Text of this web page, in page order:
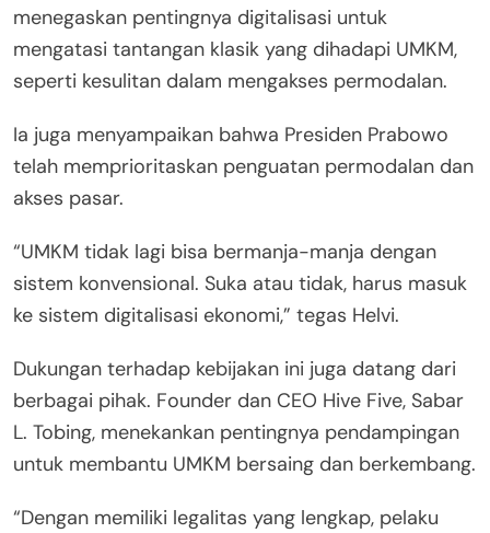
menegaskan pentingnya digitalisasi untuk
mengatasi tantangan klasik yang dihadapi UMKM,
seperti kesulitan dalam mengakses permodalan.
Ia juga menyampaikan bahwa Presiden Prabowo
telah memprioritaskan penguatan permodalan dan
akses pasar.
“UMKM tidak lagi bisa bermanja-manja dengan
sistem konvensional. Suka atau tidak, harus masuk
ke sistem digitalisasi ekonomi,” tegas Helvi.
Dukungan terhadap kebijakan ini juga datang dari
berbagai pihak. Founder dan CEO Hive Five, Sabar
L. Tobing, menekankan pentingnya pendampingan
untuk membantu UMKM bersaing dan berkembang.
“Dengan memiliki legalitas yang lengkap, pelaku